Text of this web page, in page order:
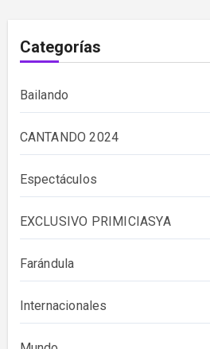
Categorías
Bailando
CANTANDO 2024
Espectáculos
EXCLUSIVO PRIMICIASYA
Farándula
Internacionales